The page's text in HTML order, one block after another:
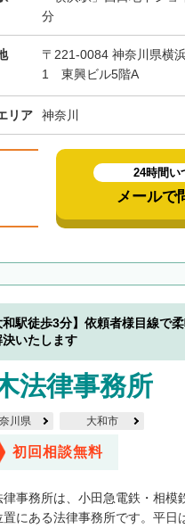
分
〒221-0084 神奈川県横
1 東興ビル5階A
リア 神奈川
24時間い
メールで
和駅徒歩3分】依頼者様目線で
決いたします
法律事務所
川県 大和市
初回相談無料
律事務所は、小田急電鉄・相模
置にある法律事務所です。平日